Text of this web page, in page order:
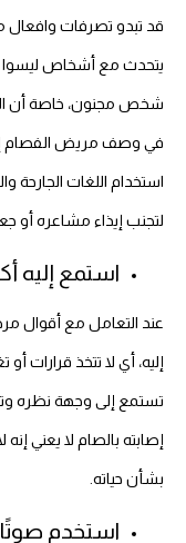
قد تبدو تصرفات وافعال
يتحدث مع أشخاص ليسوا
شخص مجنون، خاصة أن
في وصف مريض الفصام
استخدام اللغات
لتجنب إيذاء مشاعره أو
استمع إليه
عند التعامل مع أقوال
إليه، أي لا تتخذ قرارات
تستمع إلى وجهة نظره
إصابته بالصام لا يعني
بشأن حياته.
استخدم